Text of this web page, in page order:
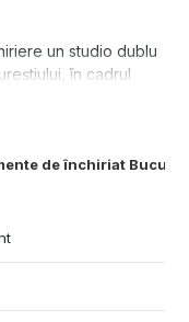
de închiriat
un studio dublu
în cadrul
interioară de
o terasă